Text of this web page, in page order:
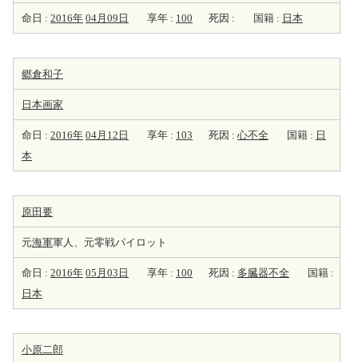
命日 : 2016年 04月09日 享年 : 100 死因 : 国籍 : 日本
郷倉和子
日本画家
命日 : 2016年 04月12日 享年 : 103 死因 : 心不全 国籍 : 日
本
原田要
元海軍軍人、元零戦パイロット
命日 : 2016年 05月03日 享年 : 100 死因 : 多臓器不全
国籍 :
日本
小原二郎